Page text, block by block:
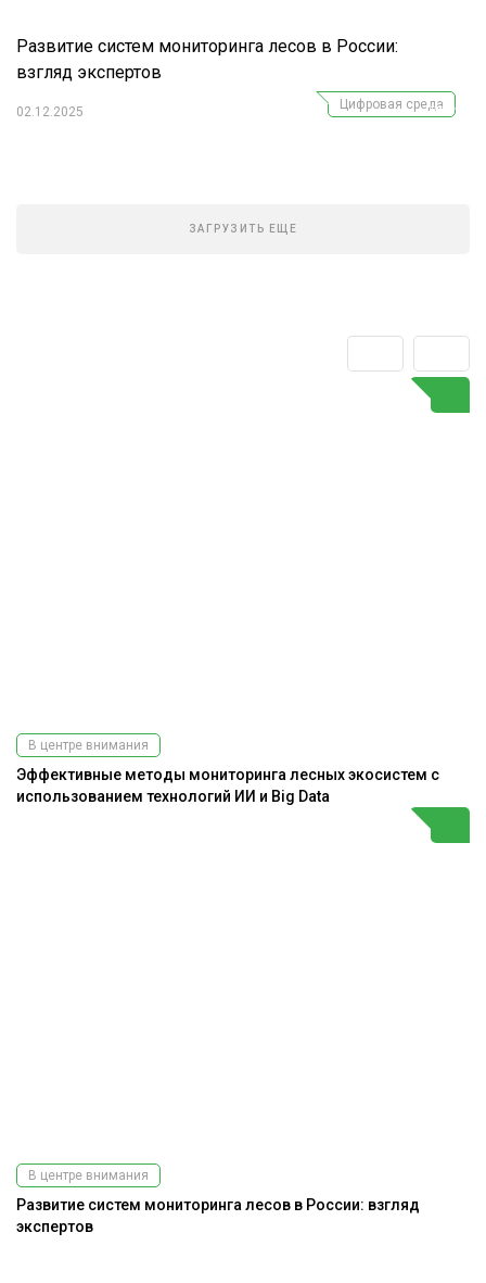
Развитие систем мониторинга лесов в России:
взгляд экспертов
02.12.2025
Цифровая среда
В центре внимания
Эффективные методы мониторинга лесных экосистем с
использованием технологий ИИ и Big Data
В центре внимания
Развитие систем мониторинга лесов в России: взгляд
экспертов
ЗАГРУЗИТЬ ЕЩЕ
Подпишитесь
на наш